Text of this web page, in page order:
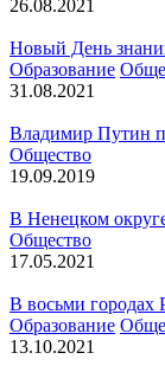
26.08.2021
Новый День
Образование
31.08.2021
Владимир Путин
Общество
19.09.2019
В Ненецком
Общество
17.05.2021
В восьми городах
Образование
13.10.2021